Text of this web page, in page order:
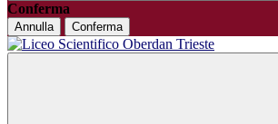
Conferma
Annulla Conferma